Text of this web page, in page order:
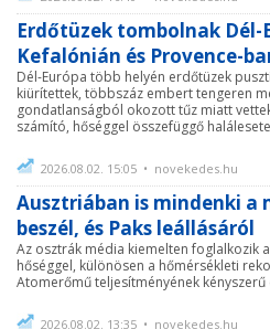
Erdőtüzek tombolnak Dél-
Kefalónián és Provence-
Dél-Európa több helyén erdőtüzek
kiürítettek, többszáz embert tengeren
gondatlanságból okozott tűz miatt
számító, hőséggel összefüggő
2026.08.02. 15:05 • novekedes.hu
Ausztriában is mindenki a
beszél, és Paks leállásáról
Az osztrák média kiemelten foglalkozik
hőséggel, különösen a hőmérsékleti
Atomerőmű teljesítményének kényszerű
2026.08.02. 13:35 • novekedes.hu